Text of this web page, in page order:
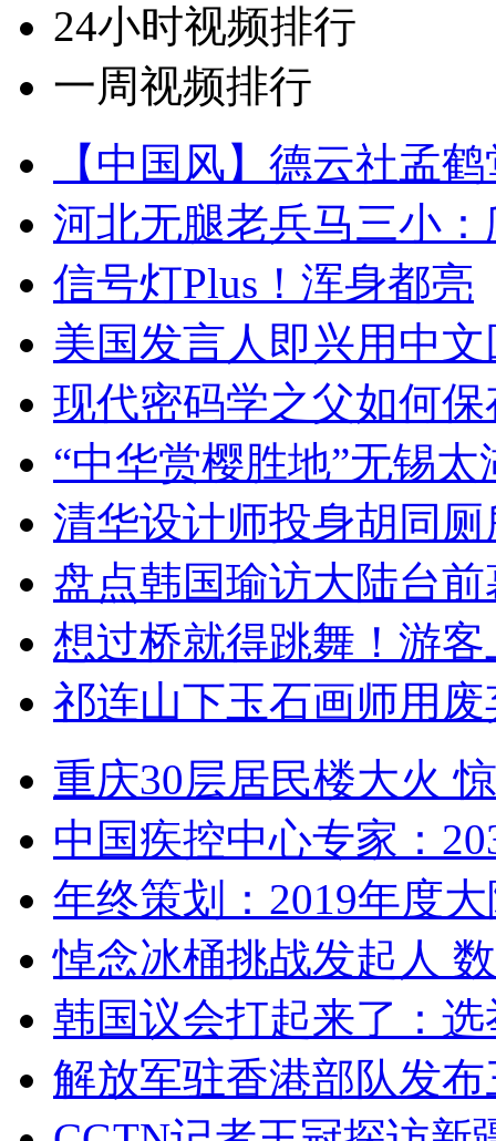
24小时视频排行
一周视频排行
【中国风】德云社孟
河北无腿老兵马三小
信号灯Plus！浑身都亮
美国发言人即兴用中
现代密码学之父如何
“中华赏樱胜地”无锡
清华设计师投身胡同
盘点韩国瑜访大陆台
想过桥就得跳舞！游客
祁连山下玉石画师用
重庆30层居民楼大火
中国疾控中心专家：
年终策划：2019年度
悼念冰桶挑战发起人
韩国议会打起来了：
解放军驻香港部队发